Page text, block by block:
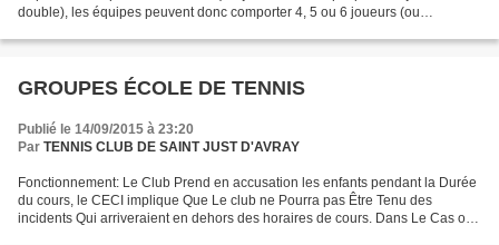
double), les équipes peuvent donc comporter 4, 5 ou 6 joueurs (ou
GROUPES ÉCOLE DE TENNIS
Publié le 14/09/2015 à 23:20
Par TENNIS CLUB DE SAINT JUST D'AVRAY
Fonctionnement: Le Club Prend en accusation les enfants pendant la Durée
du cours, le CECI implique Que Le club ne Pourra pas Être Tenu des
incidents Qui arriveraient en dehors des horaires de cours. Dans Le Cas ous